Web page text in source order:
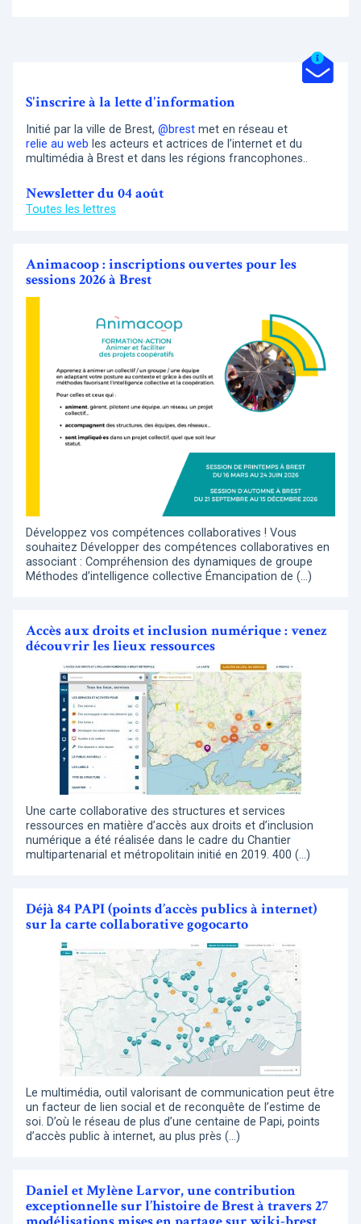
S'inscrire à la lette d'information
Initié par la ville de Brest, @brest met en réseau et
relie au web les acteurs et actrices de l’internet et du
multimédia à Brest et dans les régions francophones..
Newsletter du 04 août
Toutes les lettres
Animacoop : inscriptions ouvertes pour les
sessions 2026 à Brest
Développez vos compétences collaboratives ! Vous
souhaitez Développer des compétences collaboratives en
associant : Compréhension des dynamiques de groupe
Méthodes d’intelligence collective Émancipation de (…)
Accès aux droits et inclusion numérique : venez
découvrir les lieux ressources
Une carte collaborative des structures et services
ressources en matière d’accès aux droits et d’inclusion
numérique a été réalisée dans le cadre du Chantier
multipartenarial et métropolitain initié en 2019. 400 (…)
Déjà 84 PAPI (points d’accès publics à internet)
sur la carte collaborative gogocarto
Le multimédia, outil valorisant de communication peut être
un facteur de lien social et de reconquête de l’estime de
soi. D’où le réseau de plus d’une centaine de Papi, points
d’accès public à internet, au plus près (…)
Daniel et Mylène Larvor, une contribution
exceptionnelle sur l’histoire de Brest à travers 27